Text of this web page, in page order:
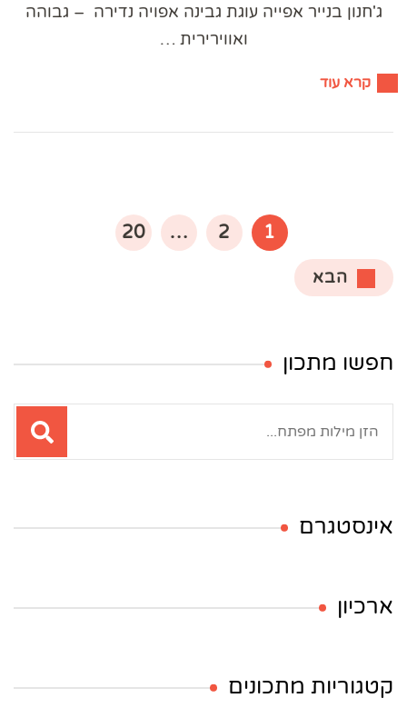
ג'חנון בנייר אפייה ​עוגת גבינה אפויה נדירה – גבוהה
ואווירירית …
קרא עוד
pagination
עמוד
1 עמוד
2
… עמוד
20
הבא
חפשו מתכון
אינסטגרם
ארכיון
קטגוריות מתכונים